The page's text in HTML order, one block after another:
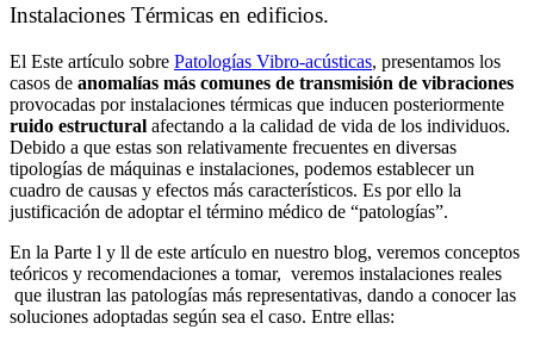
Instalaciones Térmicas en edificios.
El Este artículo sobre Patologías Vibro-acústicas, presentamos los
casos de anomalías más comunes de transmisión de vibraciones
provocadas por instalaciones térmicas que inducen posteriormente
ruido estructural afectando a la calidad de vida de los individuos.
Debido a que estas son relativamente frecuentes en diversas
tipologías de máquinas e instalaciones, podemos establecer un
cuadro de causas y efectos más característicos. Es por ello la
justificación de adoptar el término médico de “patologías”.
En la Parte l y ll de este artículo en nuestro blog, veremos conceptos
teóricos y recomendaciones a tomar, veremos instalaciones reales
que ilustran las patologías más representativas, dando a conocer las
soluciones adoptadas según sea el caso. Entre ellas: